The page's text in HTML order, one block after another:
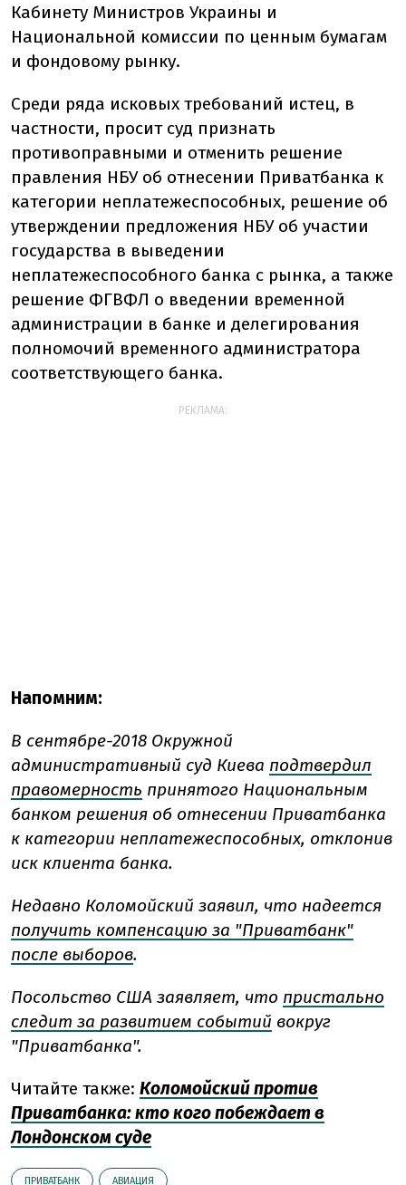
Кабинету Министров Украины и
Национальной комиссии по ценным бумагам
и фондовому рынку.
Среди ряда исковых требований истец, в
частности, просит суд признать
противоправными и отменить решение
правления НБУ об отнесении Приватбанка к
категории неплатежеспособных, решение об
утверждении предложения НБУ об участии
государства в выведении
неплатежеспособного банка с рынка, а также
решение ФГВФЛ о введении временной
администрации в банке и делегирования
полномочий временного администратора
соответствующего банка.
РЕКЛАМА:
Напомним:
В сентябре-2018 Окружной
административный суд Киева подтвердил
правомерность принятого Национальным
банком решения об отнесении Приватбанка
к категории неплатежеспособных, отклонив
иск клиента банка.
Недавно Коломойский заявил, что надеется
получить компенсацию за "Приватбанк"
после выборов.
Посольство США заявляет, что пристально
следит за развитием событий вокруг
"Приватбанка".
Читайте также: Коломойский против
Приватбанка: кто кого побеждает в
Лондонском суде
ПРИВАТБАНК АВИАЦИЯ